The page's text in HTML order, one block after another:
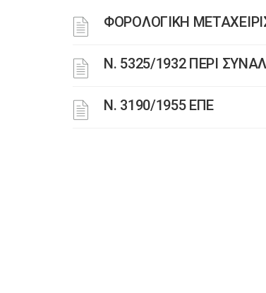
ΦΟΡΟΛΟΓΙΚΗ
Ν. 5325/1932 ΠΕΡΙ
Ν. 3190/1955 ΕΠΕ